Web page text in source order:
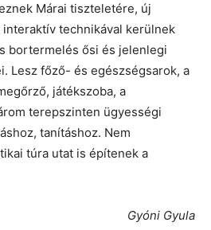
Márai tiszteletére, új
technikával kerülnek
bortermelés ősi és jelenlegi
Lesz főző- és egészségsarok, a
játékszoba, a
terepszinten ügyességi
tanításhoz. Nem
túra utat is építenek a
Gyóni Gyula